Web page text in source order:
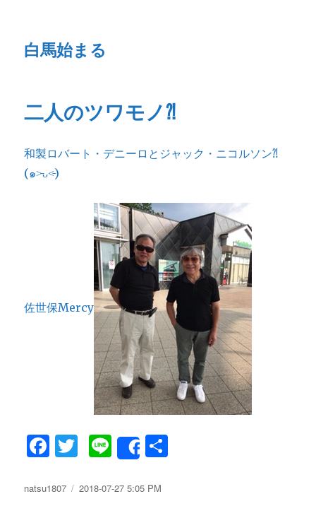
白馬始まる
二人のツワモノ⁈
和製ロバート・デニーロとジャック・ニコルソン⁈
(๑˃̵ᴗ˂̵)
佐世保Mercy
F
c
T
it
Li
n
e
Share
投
natsu1807
投
2018-07-27 5:05 PM